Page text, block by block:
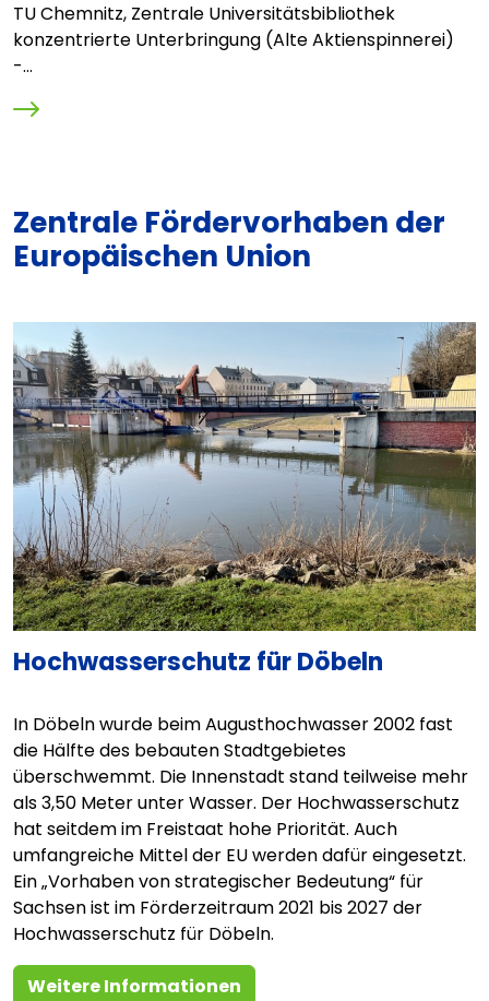
TU Chemnitz, Zentrale Universitätsbibliothek
konzentrierte Unterbringung (Alte Aktienspinnerei)
-...
Zentrale Fördervorhaben der
Europäischen Union
Hochwasserschutz für Döbeln
In Döbeln wurde beim Augusthochwasser 2002 fast
die Hälfte des bebauten Stadtgebietes
überschwemmt. Die Innenstadt stand teilweise mehr
als 3,50 Meter unter Wasser. Der Hochwasserschutz
hat seitdem im Freistaat hohe Priorität. Auch
umfangreiche Mittel der EU werden dafür eingesetzt.
Ein „Vorhaben von strategischer Bedeutung“ für
Sachsen ist im Förderzeitraum 2021 bis 2027 der
Hochwasserschutz für Döbeln.
Weitere Informationen